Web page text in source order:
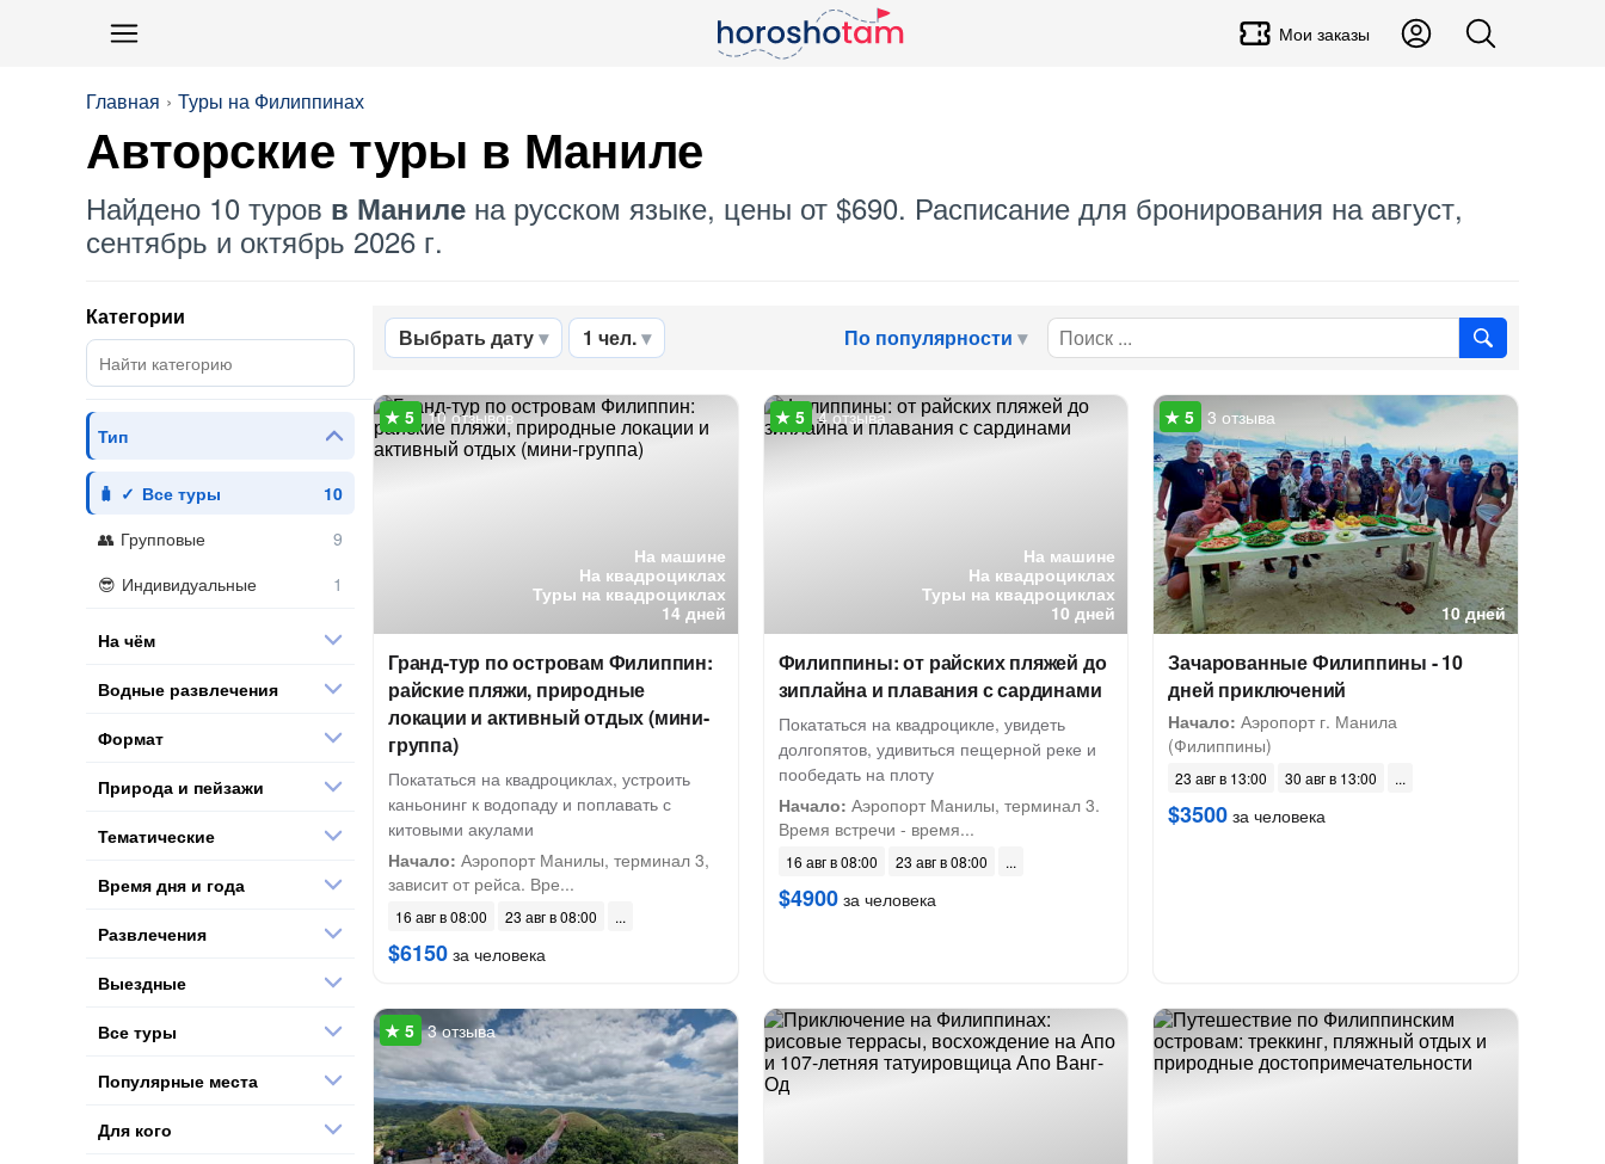
Мои заказы
Главная Туры на Филиппинах
Авторские туры в Маниле
Найдено 10 туров в Маниле на русском языке, цены от $690. Расписание для бронирования на август,
сентябрь и октябрь 2026 г.
Выбрать дату 1 чел. По популярности
На машине
На квадроциклах
Туры на квадроциклах
14 дней
10 отзывов
Гранд-тур по островам Филиппин:
райские пляжи, природные
локации и активный отдых (мини-
группа)
Покататься на квадроциклах, устроить
каньонинг к водопаду и поплавать с
китовыми акулами
Начало: Аэропорт Манилы, терминал 3,
зависит от рейса. Вре...
16 авг в 08:00 23 авг в 08:00
$6150 за человека
На машине
На квадроциклах
Туры на квадроциклах
10 дней
4 отзыва
Филиппины: от райских пляжей до
зиплайна и плавания с сардинами
Покататься на квадроцикле, увидеть
долгопятов, удивиться пещерной реке и
пообедать на плоту
Начало: Аэропорт Манилы, терминал 3.
Время встречи - время...
16 авг в 08:00 23 авг в 08:00
$4900за человека
10 дней
3 отзыва
Зачарованные Филиппины - 10
дней приключений
Начало: Аэропорт г. Манила
(Филиппины)
23 авг в 13:00 30 авг в 13:00
$3500 за человека
3 отзыва
Категории
Тип
Все туры
Групповые
Индивидуальные
На чём
Водные развлечения
Формат
Природа и пейзажи
Тематические
Время дня и года
Развлечения
Выездные
Все туры
Популярные места
Для кого